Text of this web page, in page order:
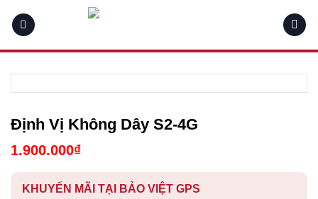
Định Vị Không Dây S2-4G
1.900.000₫
KHUYẾN MÃI TẠI BẢO VIỆT GPS